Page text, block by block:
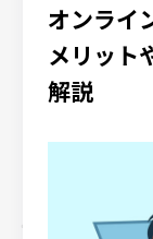
プロダクト
ZIKUとは？
なぜ効果的な
動画で体験
オンライ
メリット
解説